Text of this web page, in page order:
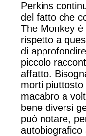
Perkins
del fatto che
The Monkey è
rispetto a
di
piccolo
affatto.
morti
macabro a
bene diversi
può notare,
autobiografico